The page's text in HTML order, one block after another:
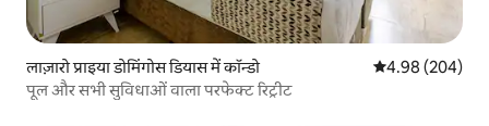
लाज़ारो प्राइया डोमिंगोस डियास में कॉन्डो औसत रेटिंग 5 में से
4.98 (204)
पूल और सभी सुविधाओं वाला परफेक्ट रिट्रीट